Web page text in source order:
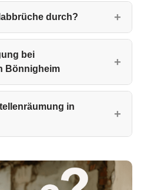
durch?
bei
Bönnigheim
in